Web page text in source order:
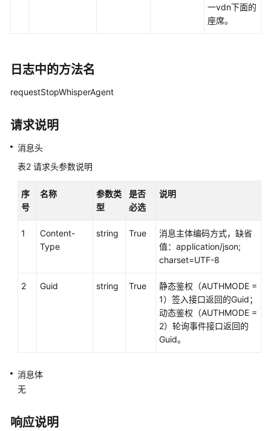
息
操
接
控
制
录
座
一vdn下面的
座席。
日志中的方法名
requestStopWhisperAgent
请求说明
消息头
表2 请求头参数说明
序
号
名称
参数类
型
是否
必选
说明
1
Content-
Type
string True
消息主体编码方式，缺省
值：application/json;
charset=UTF-8
2 Guid string True
静态鉴权（AUTHMODE =
1）签入接口返回的Guid；
动态鉴权（AUTHMODE =
2）轮询事件接口返回的
Guid。
消息体
无
响应说明